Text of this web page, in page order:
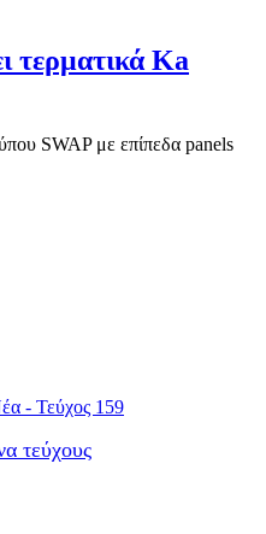
τερματικά Ka
SWAP με επίπεδα panels
τεύχους